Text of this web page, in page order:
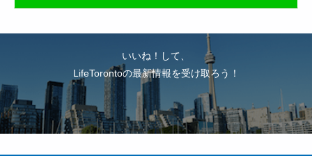
いいね！して、
LifeTorontoの最新情報を受け取ろう！